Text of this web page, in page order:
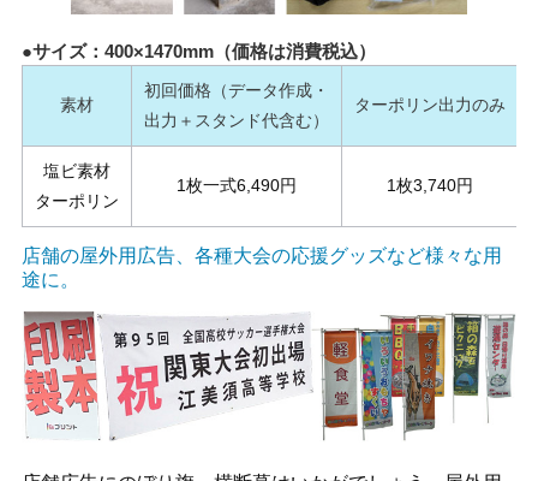
●サイズ：400×1470mm（価格は消費税込）
素材
初回価格（データ作成・
出力＋スタンド代含む）
ターポリン出力のみ
塩ビ素材
ターポリン
1枚一式6,490円 1枚3,740円
店舗の屋外用広告、各種大会の応援グッズなど様々な用
途に。